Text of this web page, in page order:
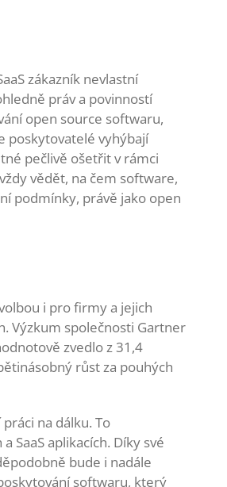
zákazník nevlastní
práv a povinností
open source softwaru,
poskytovatelé vyhýbají
pečlivě ošetřit v rámci
vědět, na čem software,
podmínky, právě jako open
i pro firmy a jejich
Výzkum společnosti Gartner
zvedlo z 31,4
růst za pouhých
na dálku. To
SaaS aplikacích. Díky své
bude i nadále
softwaru, který